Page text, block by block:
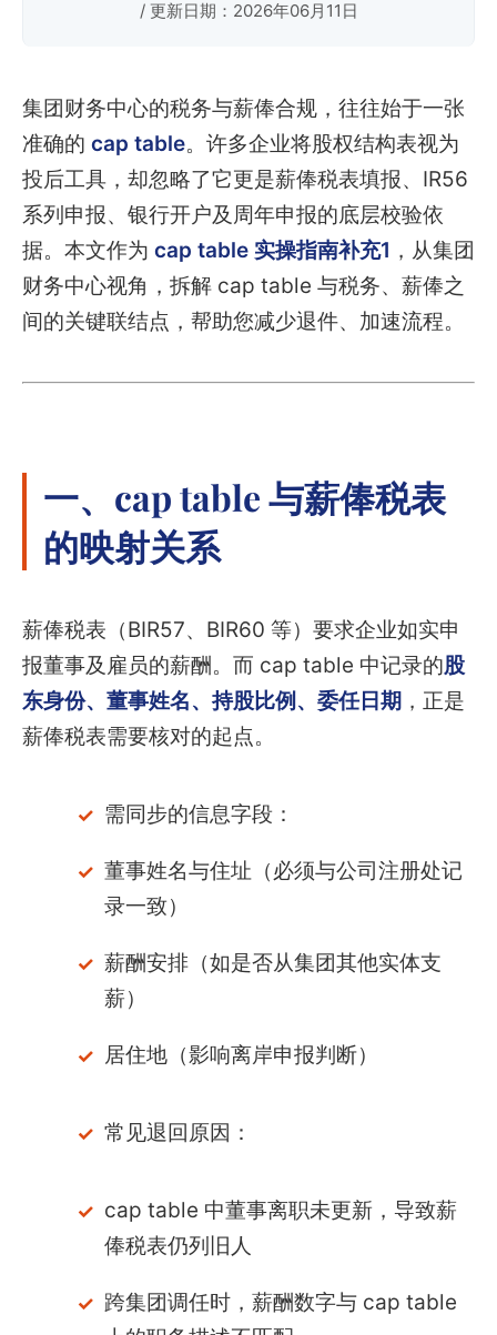
/ 更新日期：2026年06月11日
集团财务中心的税务与薪俸合规，往往始于一张
准确的 cap table。许多企业将股权结构表视为
投后工具，却忽略了它更是薪俸税表填报、IR56
系列申报、银行开户及周年申报的底层校验依
据。本文作为 cap table 实操指南补充1 ，从集团
财务中心视角，拆解 cap table 与税务、薪俸之
间的关键联结点，帮助您减少退件、加速流程。
一、cap table 与薪俸税表
的映射关系
薪俸税表（BIR57、BIR60 等）要求企业如实申
报董事及雇员的薪酬。而 cap table 中记录的股
东身份、董事姓名、持股比例、委任日期 ，正是
薪俸税表需要核对的起点。
需同步的信息字段：
董事姓名与住址（必须与公司注册处记
录一致）
薪酬安排（如是否从集团其他实体支
薪）
居住地（影响离岸申报判断）
常见退回原因：
cap table 中董事离职未更新，导致薪
俸税表仍列旧人
跨集团调任时，薪酬数字与 cap table